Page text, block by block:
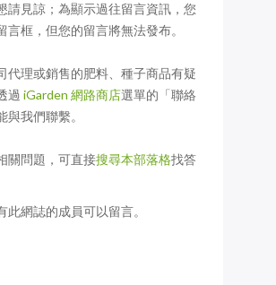
請見諒；為顯示過往留言資訊，您
言框，但您的留言將無法發布。
代理或銷售的肥料、種子商品有疑
過 iGarden 網路商店選單的「聯絡
與我們聯繫。
關問題，可直接搜尋本部落格找答
此網誌的成員可以留言。